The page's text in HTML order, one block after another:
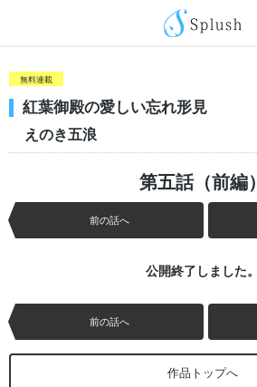
無料連載
紅葉御殿の愛しい忘れ形見
えのき五浪
第五話（前編）
前の話へ
公開終了しました。
前の話へ
作品トップへ